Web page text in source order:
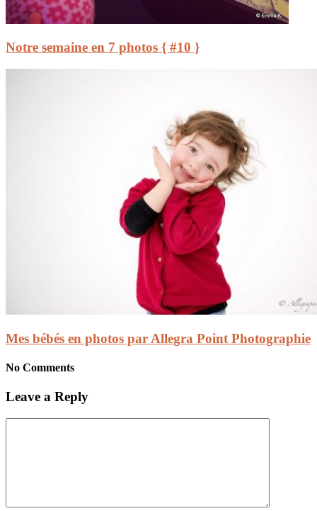
Notre semaine en 7 photos { #10 }
Mes bébés en photos par Allegra Point Photographie
No Comments
Leave a Reply